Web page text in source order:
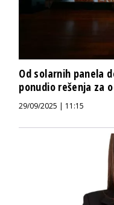
Od solarnih panela
ponudio rešenja za
29/09/2025 | 11:15